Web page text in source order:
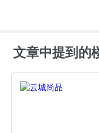
文章中提到的